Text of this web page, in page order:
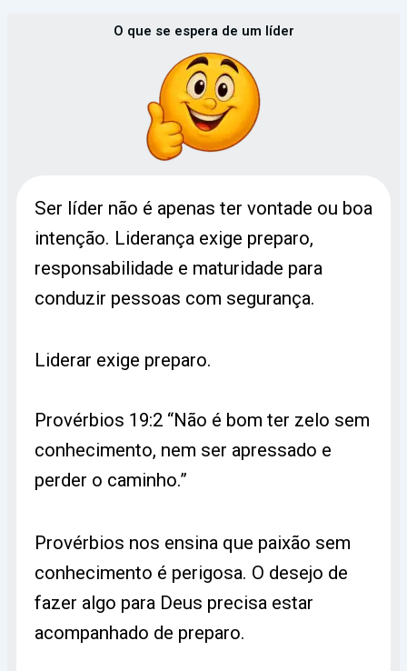
O que se espera de um líder
Ser líder não é apenas ter vontade ou boa
intenção. Liderança exige preparo,
responsabilidade e maturidade para
conduzir pessoas com segurança.
Liderar exige preparo.
Provérbios 19:2 “Não é bom ter zelo sem
conhecimento, nem ser apressado e
perder o caminho.”
Provérbios nos ensina que paixão sem
conhecimento é perigosa. O desejo de
fazer algo para Deus precisa estar
acompanhado de preparo.